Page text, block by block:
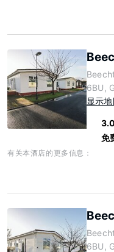
6BU,
显示地
免
有关本酒店的更多信息：
6BU,